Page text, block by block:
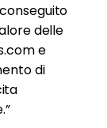
delle
e
di